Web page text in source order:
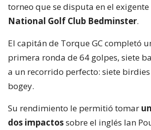
torneo que se disputa en el exigente
National Golf Club Bedminster.
El capitán de Torque GC completó
primera ronda de 64 golpes, siete
a un recorrido perfecto: siete
bogey.
Su rendimiento le permitió tomar
dos impactossobre el inglés Ian